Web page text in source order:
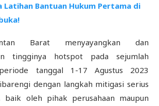
Latihan Bantuan Hukum Pertama di
Barat menyayangkan dan
tingginya hotspot pada sejumlah
tanggal 1-17 Agustus 2023
dengan langkah mitigasi serius
oleh pihak perusahaan maupun